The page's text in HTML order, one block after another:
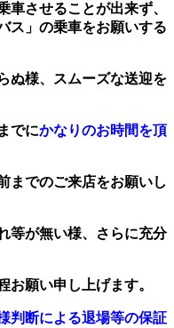
車させることが出来ず、
ス」の乗車をお願いする
ぬ様、スムーズな送迎を
でにかなりのお時間を頂
までのご来店をお願いし
等が無い様、さらに充分
お願い申し上げます。
判断による退場等の保証